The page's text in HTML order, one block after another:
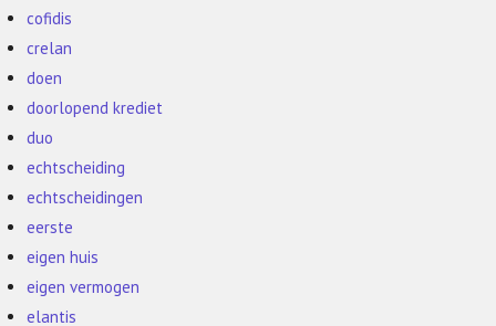
cofidis
crelan
doen
doorlopend krediet
duo
echtscheiding
echtscheidingen
eerste
eigen huis
eigen vermogen
elantis